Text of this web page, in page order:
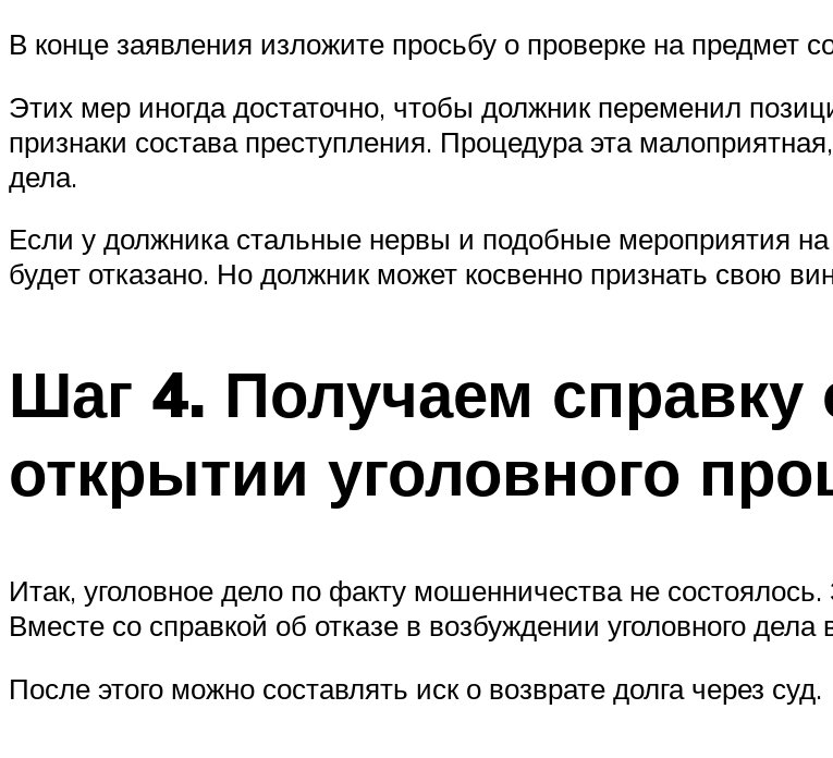
В конце заявления изложите просьбу о проверке на предмет
Этих мер иногда достаточно, чтобы должник переменил
признаки состава преступления. Процедура эта
дела.
Если у должника стальные нервы и подобные мероприятия на
будет отказано. Но должник может косвенно признать свою
Шаг 4. Получаем справку
открытии уголовного
Итак, уголовное дело по факту мошенничества не
Вместе со справкой об отказе в возбуждении уголовного
После этого можно составлять иск о возврате долга через суд.